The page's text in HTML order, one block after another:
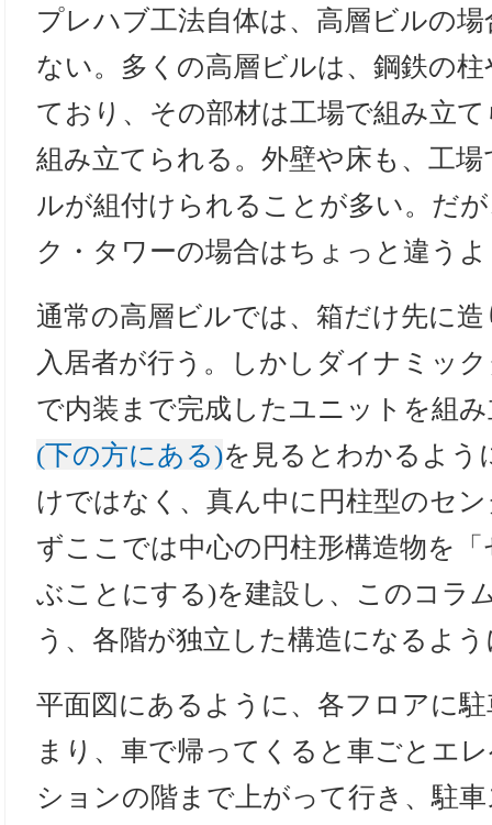
プレハブ工法自体は、高層ビルの
ない。多くの高層ビルは、鋼鉄の
ており、その部材は工場で組み立
組み立てられる。外壁や床も、工
ルが組付けられることが多い。だ
ク・タワーの場合はちょっと違う
通常の高層ビルでは、箱だけ先に
入居者が行う。しかしダイナミッ
で内装まで完成したユニットを組
(下の方にある)を見るとわかるよう
けではなく、真ん中に円柱型のセ
ずここでは中心の円柱形構造物を
ぶことにする)を建設し、このコラ
う、各階が独立した構造になるよ
平面図にあるように、各フロアに
まり、車で帰ってくると車ごとエ
ションの階まで上がって行き、駐